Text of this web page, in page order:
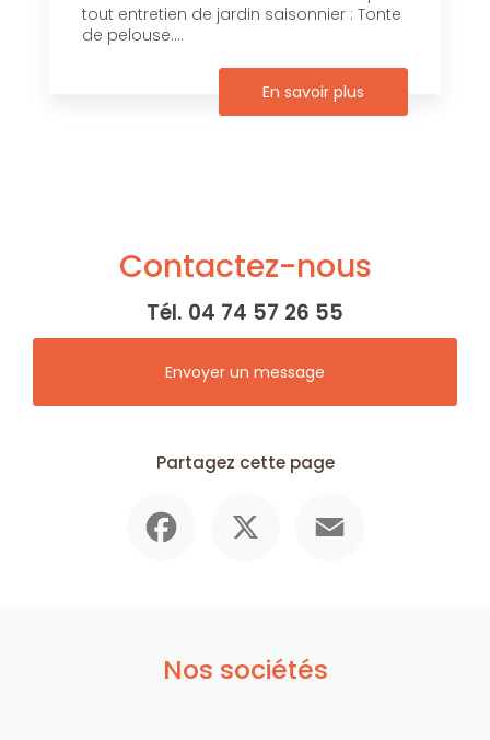
tout entretien de jardin saisonnier : Tonte
de pelouse....
En savoir plus
Contactez-nous
Tél. 04 74 57 26 55
Envoyer un message
Partagez cette page
Nos sociétés